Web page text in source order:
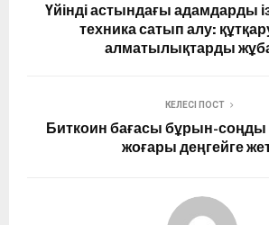
Үйінді астындағы адамдарды
техника сатып алу:
алматылықтарды
КЕЛЕСІ ПОСТ
Биткоин бағасы бұрын-соңды
жоғары деңгейге